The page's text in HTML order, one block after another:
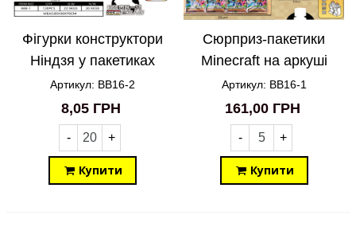
Фігурки конструктори
Ніндзя у пакетиках
BB16-2
Артикул: BB16-2
8,05 ГРН
- +
Купити
Сюрприз-пакетики
Minecraft на аркуші
Артикул: BB16-1
161,00 ГРН
- +
Купити